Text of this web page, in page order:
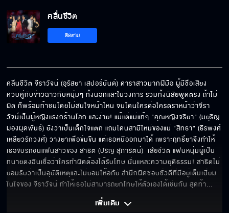
คลื่นชีวิต
ติดตาม
คลื่นชีวิต จีราวัจน์ (อุรัสยา เสปอร์บันด์) ดาราสาวมากฝีมือ ผู้มีชื่อเสียง
ควบคู่กับข่าวฉาวกับหนุ่มๆ ทั้งนอกและในวงการ รวมทั้งนิสัยพูดตรง ถ้าไม่
ผิด ก็พร้อมท้าชนโดยไม่สนใจหน้าไหน จนโดนใครต่อใครตราหน้าว่าจีรา
วัจน์เป็นผู้หญิงแรงกร้านโลก และง่าย! แม้แต่แม่แท้ๆ "คุณหญิงจริยา" (มยุริญ
ผ่องผุดพันธ์) ยังว่าเป็นเด็กใจแตก แถมโดนสามีใหม่ของแม่ "สิทธา" (ธีรพงศ์
เหลียวรักวงศ์) วางยาเพื่อข่มขืน แต่เธอหนีออกมาได้ เพราะฤทธิ์ยาจึงทำให้
เธอขับรถชนแฟนสาวของ สาธิต (ปริญ สุภารัตน์)  เสียชีวิต แฟนหนุ่มผู้เป็น
ทนายตงฉินเชื่อว่าใครทำผิดต้องได้รับโทษ นั่นแหละความยุติธรรม! สาธิตไม่
ยอมรับว่าเป็นอุบัติเหตุและไม่ยอมให้อภัย สำนึกผิดชอบชั่วดีที่มีอยู่เต็มเปี่ยม
ในใจของ จีราวัจน์ ทำให้เธอไม่สามารถยกโทษให้ตัวเองได้เช่นกัน สุดท้า...
เพิ่มเติม